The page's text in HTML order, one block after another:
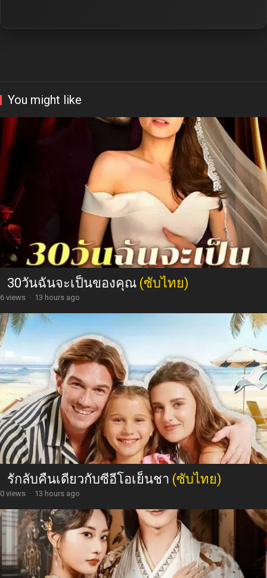
You might like
30วันฉันจะเป็นของคุณ (ซับไทย)
6 views · 13 hours ago
รักลับคืนเดียวกับซีอีโอเย็นชา (ซับไทย)
0 views · 13 hours ago